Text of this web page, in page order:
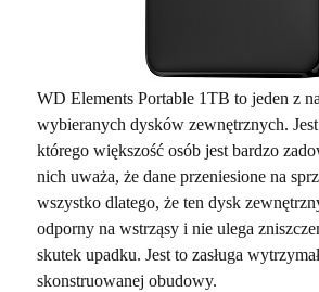
WD Elements Portable 1TB to jeden z
wybieranych dysków zewnętrznych.
którego większość osób jest bardzo
nich uważa, że dane przeniesione na
wszystko dlatego, że ten dysk
odporny na wstrząsy i nie ulega
skutek upadku. Jest to zasługa
skonstruowanej obudowy.